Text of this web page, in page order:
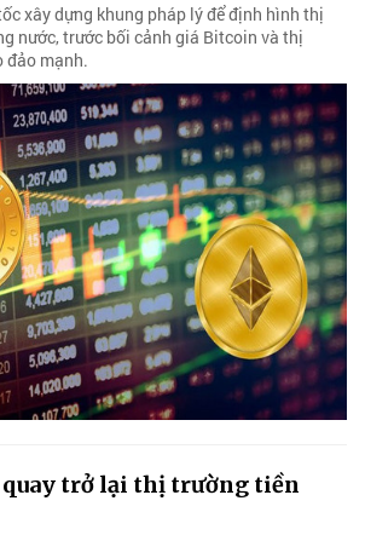
xây dựng khung pháp lý để định hình thị
nước, trước bối cảnh giá Bitcoin và thị
đảo mạnh.
quay trở lại thị trường tiền